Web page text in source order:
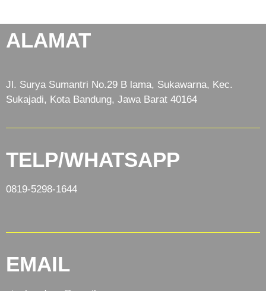
ALAMAT
Jl. Surya Sumantri No.29 B lama, Sukawarna, Kec.
Sukajadi, Kota Bandung, Jawa Barat 40164
TELP/WHATSAPP
0819-5298-1644
EMAIL